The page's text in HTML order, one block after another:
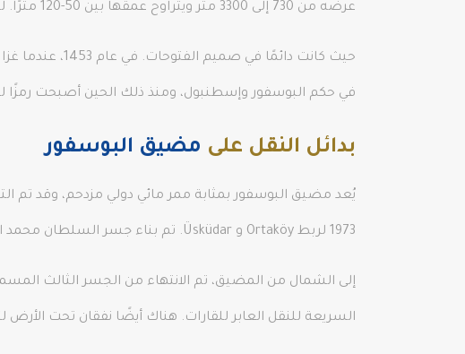
عرضه من 730 إلى 3300 متر ويتراوح عمقها بين 50-120 مترًا. لطالما كانت هذه القناة واسعة النطاق مهمة لحكام قارتين.
حيث كانت
في حكم البوسفور وإسطنبول، ومنذ ذلك الحين أصبحت رمزًا
بدائل النقل على مضيق البوسفور
1973 لربط Ortaköy و Üsküdar. تم بناء جسر السلطان محمد الفاتح، الذي يربط أنادولو حصاري بروميلي حصاري، للتخفيف من حركة المرور في عام 1988.
السريعة للنقل العابر للقارات. هناك أيضًا نفقان تحت